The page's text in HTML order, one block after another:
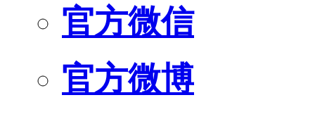
官方微信
官方微博